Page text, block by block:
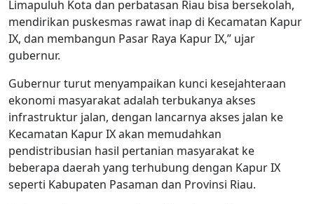
Limapuluh Kota dan perbatasan Riau bisa bersekolah,
mendirikan puskesmas rawat inap di Kecamatan Kapur
IX, dan membangun Pasar Raya Kapur IX,” ujar
gubernur.
Gubernur turut menyampaikan kunci kesejahteraan
ekonomi masyarakat adalah terbukanya akses
infrastruktur jalan, dengan lancarnya akses jalan ke
Kecamatan Kapur IX akan memudahkan
pendistribusian hasil pertanian masyarakat ke
beberapa daerah yang terhubung dengan Kapur IX
seperti Kabupaten Pasaman dan Provinsi Riau.